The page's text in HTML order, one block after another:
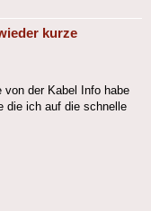
kurze
von der Kabel Info habe
die ich auf die schnelle